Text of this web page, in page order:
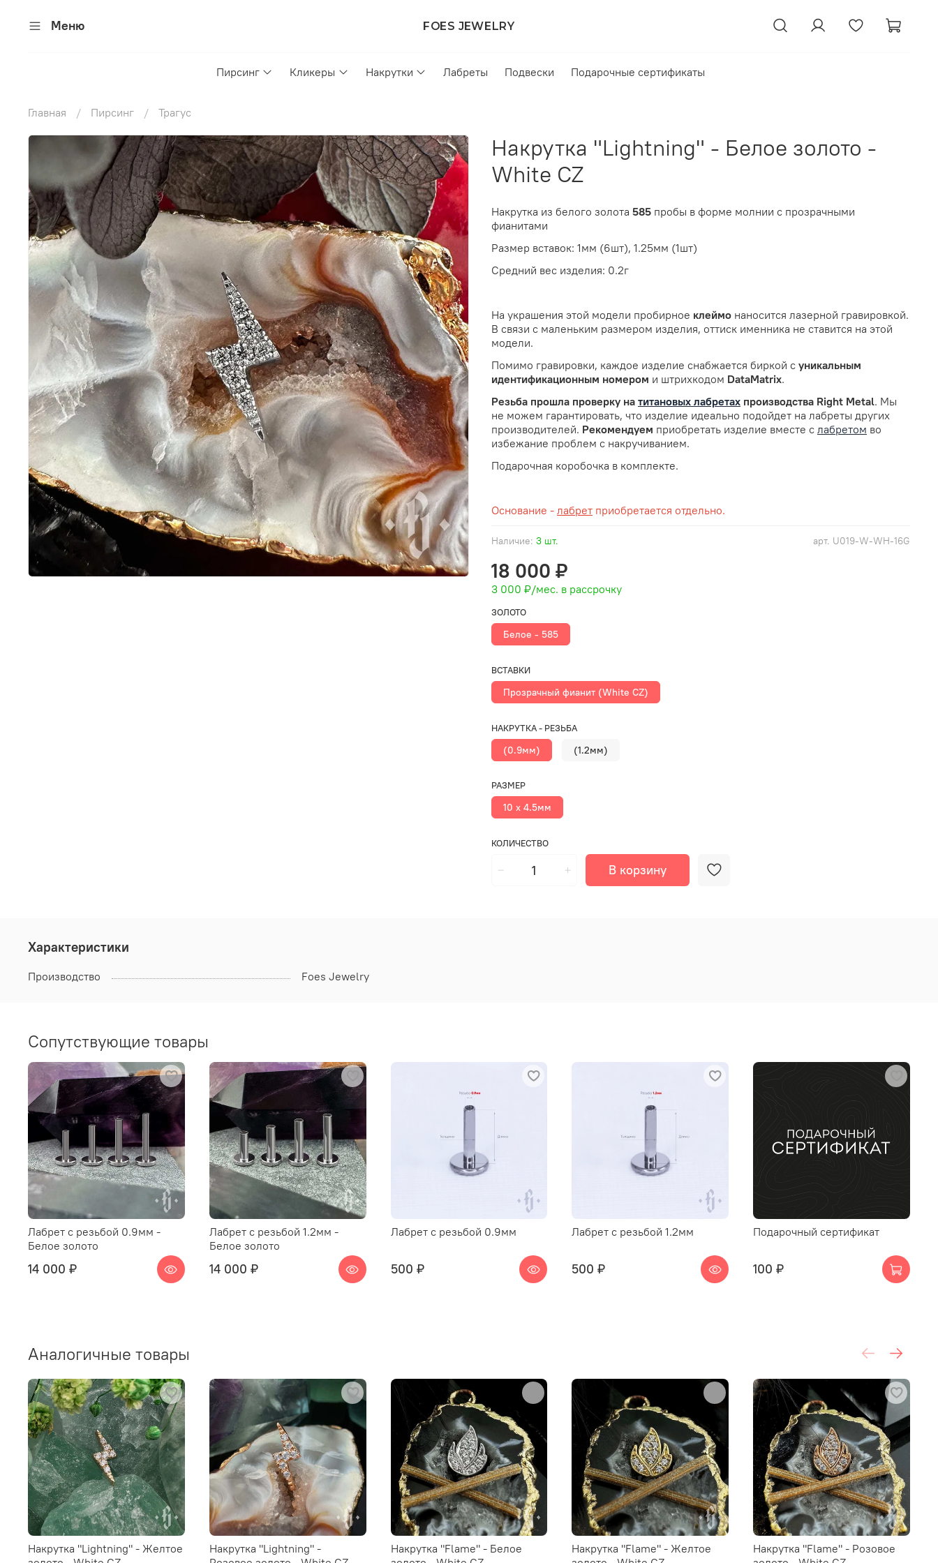
Меню FOES JEWELRY
Пирсинг Кликеры Накрутки Лабреты Подвески Подарочные сертификаты
Главная Пирсинг Трагус
арт. U019-W-WH-16G
Наличие: 3 шт.
Накрутка "Lightning" - Белое золото -
White CZ
18 000 ₽
3 000 ₽/мес. в рассрочку
КОЛИЧЕСТВО
В корзину
ЗОЛОТО
Белое - 585
ВСТАВКИ
Прозрачный фианит (White CZ)
НАКРУТКА - РЕЗЬБА
(0.9мм) (1.2мм)
РАЗМЕР
10 x 4.5мм
Накрутка из белого золота 585 пробы в форме молнии с прозрачными
фианитами
Размер вставок: 1мм (6шт), 1.25мм (1шт)
Средний вес изделия: 0.2г
На украшения этой модели пробирное клеймо наносится лазерной гравировкой.
В связи с маленьким размером изделия, оттиск именника не ставится на этой
модели.
Помимо гравировки, каждое изделие снабжается биркой с уникальным
идентификационным номером и штрихкодом DataMatrix.
Резьба прошла проверку на титановых лабретах производства Right Metal. Мы
не можем гарантировать, что изделие идеально подойдет на лабреты других
производителей. Рекомендуем приобретать изделие вместе с лабретом во
избежание проблем с накручиванием.
Подарочная коробочка в комплекте.
Основание - лабрет приобретается отдельно.
Характеристики
Производство Foes Jewelry
Сопутствующие товары
Лабрет с резьбой 0.9мм -
Белое золото
14 000 ₽
Лабрет с резьбой 1.2мм -
Белое золото
14 000 ₽
Лабрет с резьбой 0.9мм
500 ₽
Лабрет с резьбой 1.2мм
500 ₽
Подарочный сертификат
100 ₽
Аналогичные товары
Накрутка "Lightning" - Желтое
Накрутка "Lightning" -
Накрутка "Flame" - Белое
Накрутка "Flame" - Желтое
Накрутка "Flame" - Розовое